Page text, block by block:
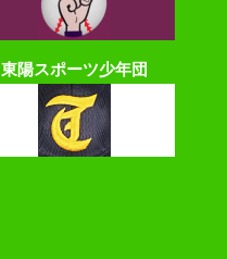
東陽スポーツ少年団